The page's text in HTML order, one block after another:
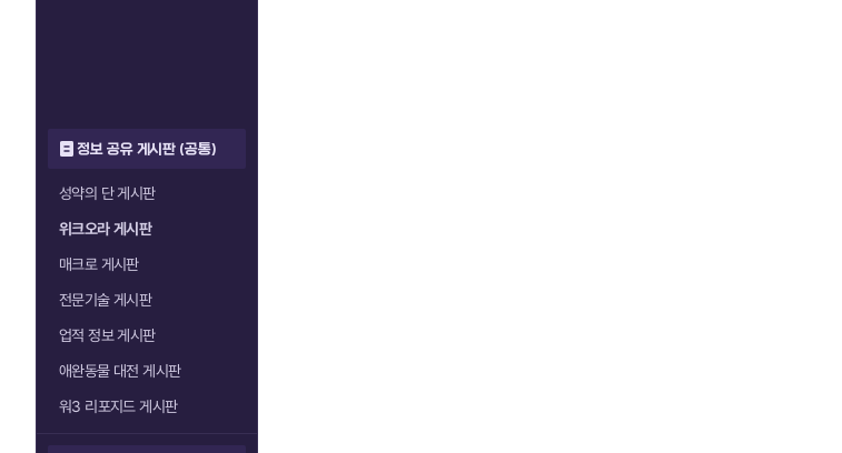
정보 공유 게시판 (공통)
성약의 단 게시판
위크오라 게시판
매크로 게시판
전문기술 게시판
업적 정보 게시판
애완동물 대전 게시판
워3 리포지드 게시판